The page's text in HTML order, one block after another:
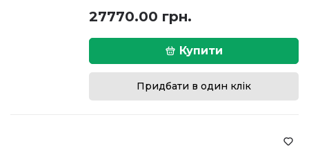
27770.00 грн.
Купити
Придбати в один клік